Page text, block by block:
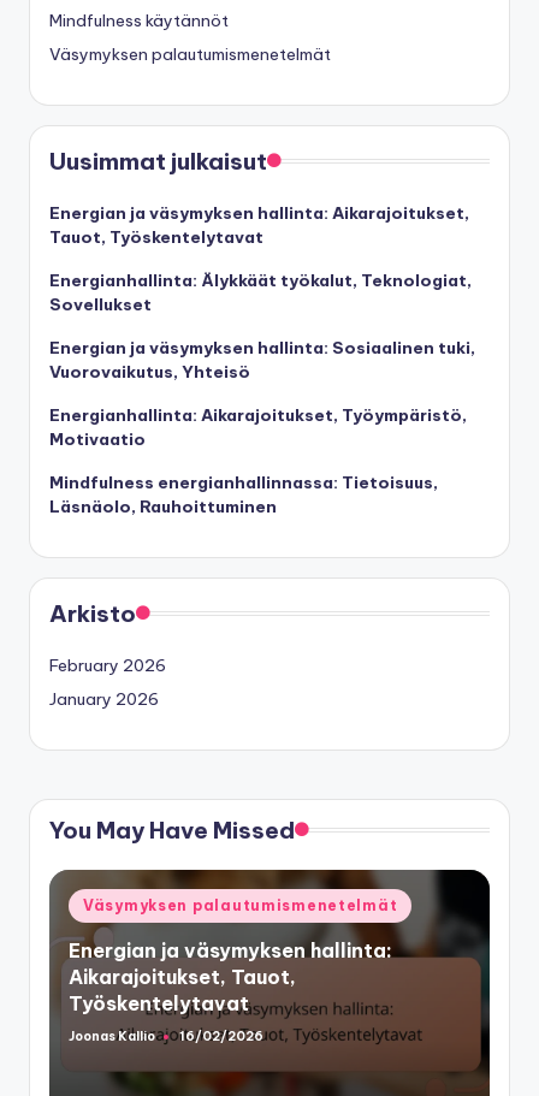
Mindfulness käytännöt
Väsymyksen palautumismenetelmät
Uusimmat julkaisut
Energian ja väsymyksen hallinta: Aikarajoitukset,
Tauot, Työskentelytavat
Energianhallinta: Älykkäät työkalut, Teknologiat,
Sovellukset
Energian ja väsymyksen hallinta: Sosiaalinen tuki,
Vuorovaikutus, Yhteisö
Energianhallinta: Aikarajoitukset, Työympäristö,
Motivaatio
Mindfulness energianhallinnassa: Tietoisuus,
Läsnäolo, Rauhoittuminen
Arkisto
February 2026
January 2026
You May Have Missed
Posted
in
Väsymyksen palautumismenetelmät
Energian ja väsymyksen hallinta:
Aikarajoitukset, Tauot,
Työskentelytavat
Posted
Joonas Kallio 16/02/2026